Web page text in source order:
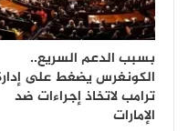
بسبب الدعم السريع..
الكونغرس يضغط على
ترامب لاتخاذ إجراءات ضد
الإمارات